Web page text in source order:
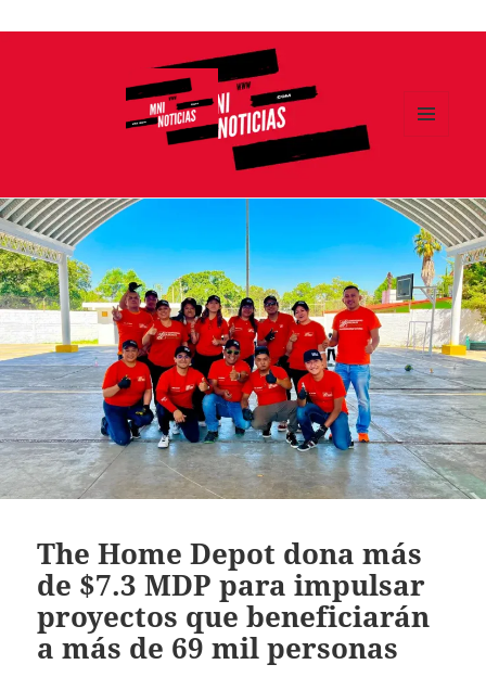
Ir
The Home Depot dona más
de $7.3 MDP para impulsar
proyectos que beneficiarán
a más de 69 mil personas